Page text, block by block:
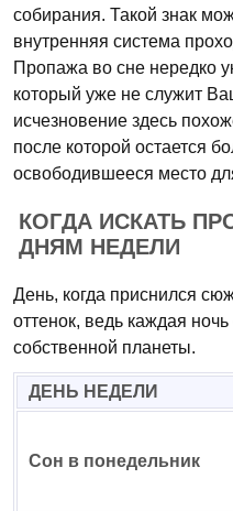
собирания. Такой знак
внутренняя система
Пропажа во сне нередко
который уже не служит
исчезновение здесь
после которой остается
освободившееся место
КОГДА ИСКАТЬ
ДНЯМ НЕДЕЛИ
День, когда приснился
оттенок, ведь каждая
собственной планеты.
ДЕНЬ НЕДЕЛИ
Сон в понедельник